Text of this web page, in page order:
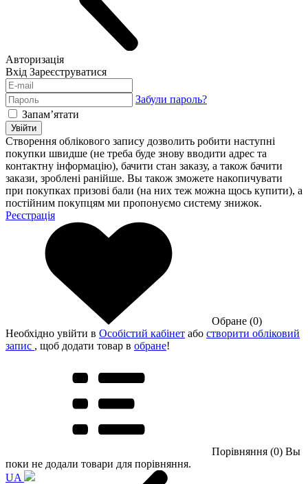
Авторизація
Вхід Зареєструватися
Забули пароль?
Запам’ятати
Увійти
Створення облікового запису дозволить робити наступні
покупки швидше (не треба буде знову вводити адрес та
контактну інформацію), бачити стан заказу, а також бачити
закази, зроблені ранійше. Вы також зможете накопичувати
при покупках призові бали (на них теж можна щось купити), а
постійним покупцям ми пропонуємо систему знижок.
Реєстрація
Обране (0)
Необхідно увійти в Особістий кабінет або створити обліковий
запис , щоб додати товар в обране!
Порівняння (0) Вы
поки не додали товари для порівняння.
UA